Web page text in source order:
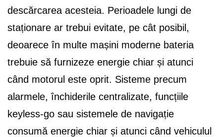
descărcarea acesteia. Perioadele lungi de
staționare ar trebui evitate, pe cât posibil,
deoarece în multe mașini moderne bateria
trebuie să furnizeze energie chiar și atunci
când motorul este oprit. Sisteme precum
alarmele, închiderile centralizate, funcțiile
keyless‑go sau sistemele de navigație
consumă energie chiar și atunci când vehiculul